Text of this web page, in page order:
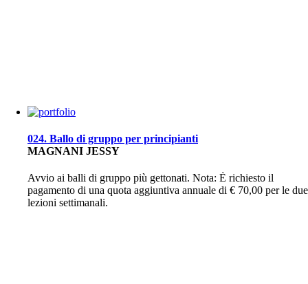
024. Ballo di gruppo per principianti
MAGNANI JESSY
Avvio ai balli di gruppo più gettonati. Nota: È richiesto il
pagamento di una quota aggiuntiva annuale di € 70,00 per le due
lezioni settimanali.